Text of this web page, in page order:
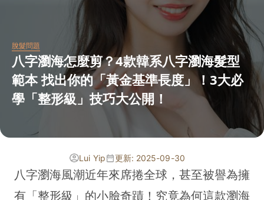
脫髮問題
八字瀏海怎麼剪？4款韓系八字瀏海髮型
範本 找出你的「黃金基準長度」！3大必
學「整形級」技巧大公開！
Lui Yip 更新: 2025-09-30
八字瀏海風潮近年來席捲全球，甚至被譽為擁
有「整形級」的小臉奇蹟！究竟為何這款瀏海